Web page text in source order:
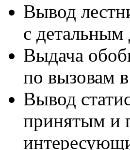
Вывод
с
Выдача
по вызовам
Вывод
принятым и